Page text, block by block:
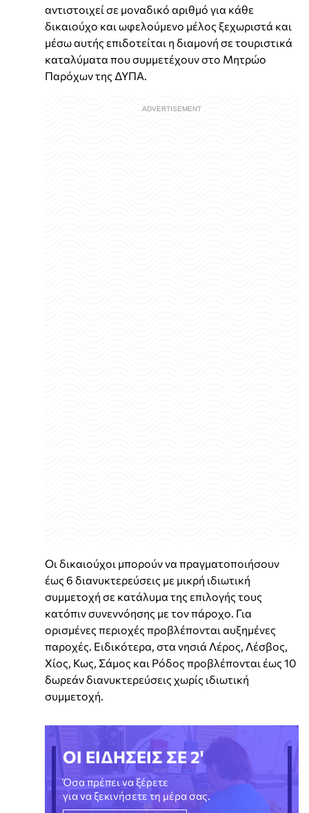
αντιστοιχεί σε μοναδικό αριθμό για κάθε
δικαιούχο και ωφελούμενο μέλος ξεχωριστά και
μέσω αυτής επιδοτείται η διαμονή σε τουριστικά
καταλύματα που συμμετέχουν στο Μητρώο
Παρόχων της ΔΥΠΑ.
Οι δικαιούχοι μπορούν να πραγματοποιήσουν
έως 6 διανυκτερεύσεις με μικρή ιδιωτική
συμμετοχή σε κατάλυμα της επιλογής τους
κατόπιν συνεννόησης με τον πάροχο. Για
ορισμένες περιοχές προβλέπονται αυξημένες
παροχές. Ειδικότερα, στα νησιά Λέρος, Λέσβος,
Χίος, Κως, Σάμος και Ρόδος προβλέπονται έως 10
δωρεάν διανυκτερεύσεις χωρίς ιδιωτική
συμμετοχή.
ΟΙ ΕΙΔΗΣΕΙΣ ΣΕ 2'
Όσα πρέπει να ξέρετε
για να ξεκινήσετε τη μέρα σας.